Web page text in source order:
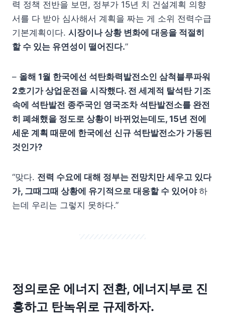
력 정책 전반을 보면, 정부가 15년 치 건설계획 의향
서를 다 받아 심사해서 계획을 짜는 게 소위 전력수급
기본계획이다. 시장이나 상황 변화에 대응을 적절히
할 수 있는 유연성이 떨어진다.”
– 올해 1월 한국에선 석탄화력발전소인 삼척블루파워
2호기가 상업운전을 시작했다. 전 세계적 탈석탄 기조
속에 석탄발전 종주국인 영국조차 석탄발전소를 완전
히 폐쇄했을 정도로 상황이 바뀌었는데도, 15년 전에
세운 계획 때문에 한국에선 신규 석탄발전소가 가동된
것인가?
“맞다. 전력 수요에 대해 정부는 전망치만 세우고 있다
가, 그때그때 상황에 유기적으로 대응할 수 있어야하
는데 우리는 그렇지 못하다.”
정의로운 에너지 전환, 에너지부로 진
흥하고 탄녹위로 규제하자.